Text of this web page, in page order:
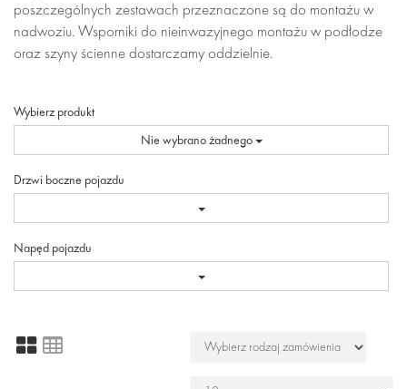
poszczególnych zestawach przeznaczone są do montażu w
nadwoziu. Wsporniki do nieinwazyjnego montażu w podłodze
oraz szyny ścienne dostarczamy oddzielnie.
Wybierz produkt
Nie wybrano żadnego
Drzwi boczne pojazdu
Napęd pojazdu